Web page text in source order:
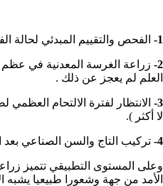
1- الفحص والتقييم المبدئي لحالة
2- زراعة الغرسة المعدنية في عظم
العلم لم يعجز عن ذلك .
3-
الانتظار لفترة الالتحام
لا أكثر ).
4- تركيب التاج والسن الصناعي بعد
وعلى المستوى التطبيقي تتميز
الأمد من جهة وشعورا طبيعيا